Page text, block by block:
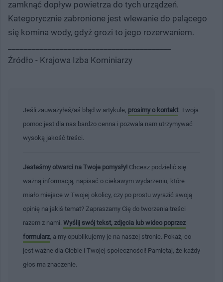
zamknąć dopływ powietrza do tych urządzeń.
Kategorycznie zabronione jest wlewanie do palącego
się komina wody, gdyż grozi to jego rozerwaniem.
Źródło - Krajowa Izba Kominiarzy
Jeśli zauważyłeś/aś błąd w artykule, prosimy o kontakt . Twoja
pomoc jest dla nas bardzo cenna i pozwala nam utrzymywać
wysoką jakość treści.
Jesteśmy otwarci na Twoje pomysły! Chcesz podzielić się
ważną informacją, napisać o ciekawym wydarzeniu, które
miało miejsce w Twojej okolicy, czy po prostu wyrazić swoją
opinię na jakiś temat? Zapraszamy Cię do tworzenia treści
razem z nami. Wyślij swój tekst, zdjęcia lub wideo poprzez
formularz , a my opublikujemy je na naszej stronie. Pokaż, co
jest ważne dla Ciebie i Twojej społeczności! Pamiętaj, że każdy
głos ma znaczenie.